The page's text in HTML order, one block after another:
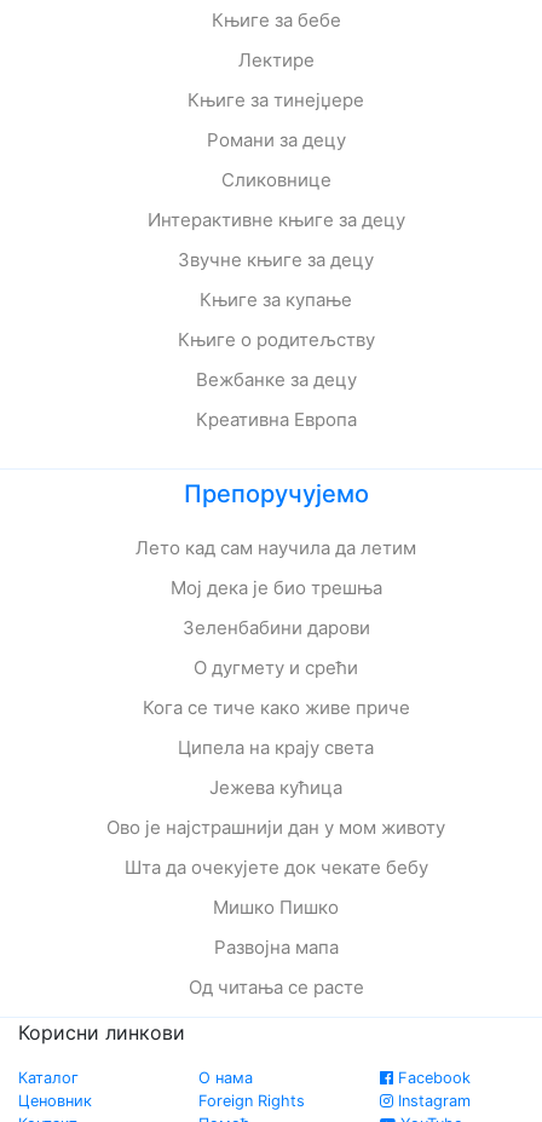
Књиге за бебе
Лектире
Књиге за тинејџере
Романи за децу
Сликовнице
Интерактивне књиге за децу
Звучне књиге за децу
Књиге за купање
Књиге о родитељству
Вежбанке за децу
Креативна Европа
Препоручујемо
Лето кад сам научила да летим
Мој дека је био трешња
Зеленбабини дарови
О дугмету и срећи
Кога се тиче како живе приче
Ципела на крају света
Јежева кућица
Ово је најстрашнији дан у мом животу
Шта да очекујете док чекате бебу
Мишко Пишко
Развојна мапа
Од читања се расте
Корисни линкови
Каталог
Ценовник
О нама
Foreign Rights
Facebook
Instagram